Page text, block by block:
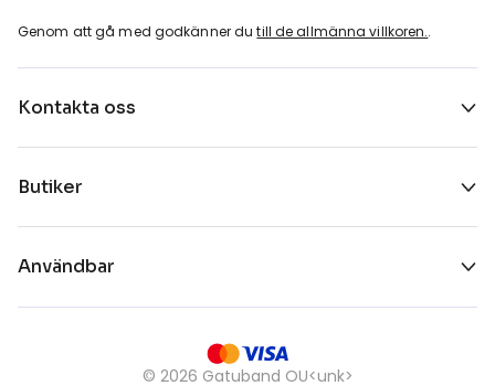
Genom att gå med godkänner dutill de allmänna villkoren..
Kontakta oss
Butiker
Användbar
© 2026 Gatuband OU<unk>